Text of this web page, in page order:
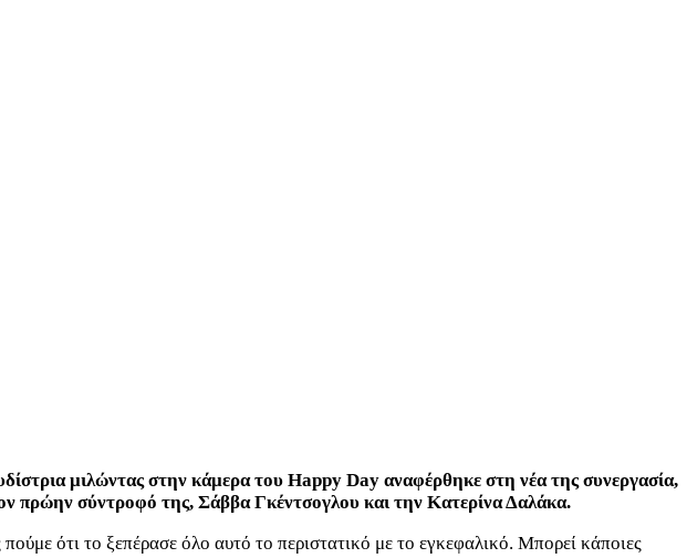
μιλώντας στην κάμερα του Happy Day αναφέρθηκε στη νέα της συνεργασία,
πρώην σύντροφό της, Σάββα Γκέντσογλου και την Κατερίνα Δαλάκα.
ότι το ξεπέρασε όλο αυτό το περιστατικό με το εγκεφαλικό. Μπορεί κάποιες